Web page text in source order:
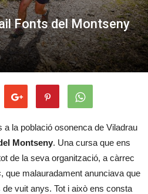
Fonts del Montseny
la població osonenca de Viladrau
Montseny. Una cursa que ens
de la seva organització, a càrrec
, que malauradament anunciava que
vuit anys. Tot i això ens consta